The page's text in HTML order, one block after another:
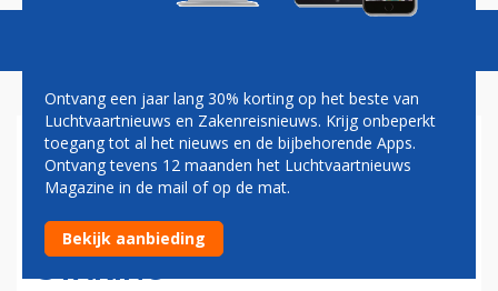
TIENTALLEN VLUCHTEN
TUSSEN NEDERLAND EN
ITALIË GEANNULEERD DOOR
STAKING
Ontvang een jaar lang 30% korting op het beste van
Luchtvaartnieuws en Zakenreisnieuws. Krijg onbeperkt
toegang tot al het nieuws en de bijbehorende Apps.
Ontvang tevens 12 maanden het Luchtvaartnieuws
Magazine in de mail of op de mat.
Bekijk aanbieding